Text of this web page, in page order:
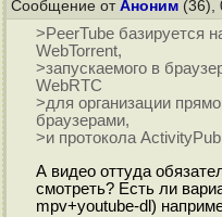
Сообщение от Аноним (36),
>PeerTube базируется
WebTorrent,
>запускаемого в
WebRTC
>для организации
браузерами,
>и протокола ActivityPub
А видео оттуда
смотреть? Есть ли
mpv+youtube-dl)